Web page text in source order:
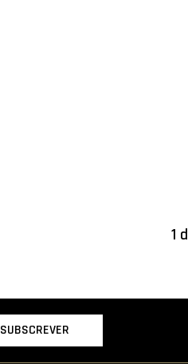
1
SUBSCREVER